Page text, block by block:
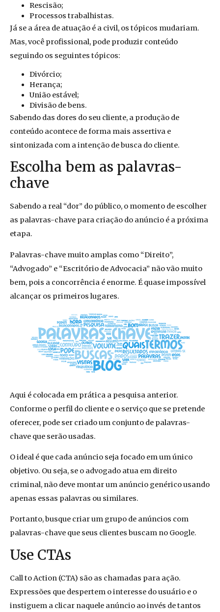
Rescisão;
Processos trabalhistas.
Já se a área de atuação é a civil, os tópicos mudariam.
Mas, você profissional, pode produzir conteúdo
seguindo os seguintes tópicos:
Divórcio;
Herança;
União estável;
Divisão de bens.
Sabendo das dores do seu cliente, a produção de
conteúdo acontece de forma mais assertiva e
sintonizada com a intenção de busca do cliente.
Escolha bem as palavras-
chave
Sabendo a real “dor” do público, o momento de escolher
as palavras-chave para criação do anúncio é a próxima
etapa.
Palavras-chave muito amplas como “Direito”,
“Advogado” e “Escritório de Advocacia” não vão muito
bem, pois a concorrência é enorme. É quase impossível
alcançar os primeiros lugares.
Aqui é colocada em prática a pesquisa anterior.
Conforme o perfil do cliente e o serviço que se pretende
oferecer, pode ser criado um conjunto de palavras-
chave que serão usadas.
O ideal é que cada anúncio seja focado em um único
objetivo. Ou seja, se o advogado atua em direito
criminal, não deve montar um anúncio genérico usando
apenas essas palavras ou similares.
Portanto, busque criar um grupo de anúncios com
palavras-chave que seus clientes buscam no Google.
Use CTAs
Call to Action (CTA) são as chamadas para ação.
Expressões que despertem o interesse do usuário e o
instiguem a clicar naquele anúncio ao invés de tantos